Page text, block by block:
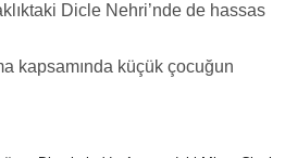
Dicle Nehri’nde de hassas
kapsamında küçük çocuğun